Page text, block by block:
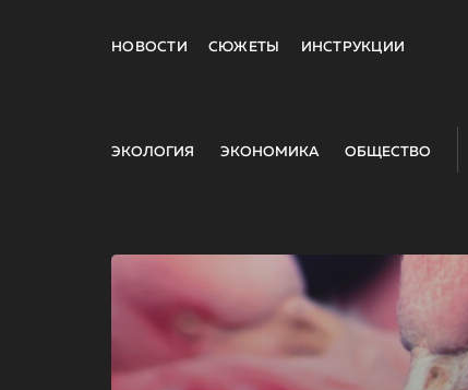
НОВОСТИ СЮЖЕТЫ ИНСТРУКЦИИ
ЭКОЛОГИЯ ЭКОНОМИКА ОБЩЕСТВО